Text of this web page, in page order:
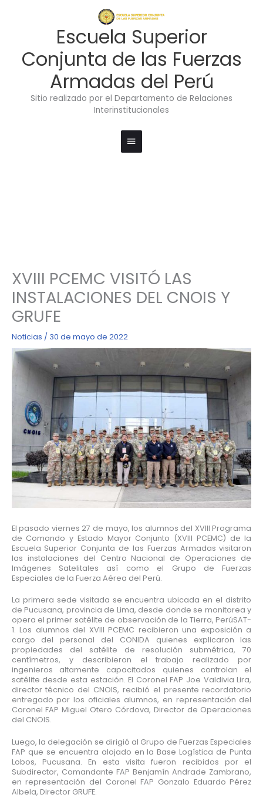
Escuela Superior
Conjunta de las Fuerzas
Armadas del Perú
Sitio realizado por el Departamento de Relaciones
Interinstitucionales
principal
XVIII PCEMC VISITÓ LAS
INSTALACIONES DEL CNOIS Y
GRUFE
Noticias / 30 de mayo de 2022
El pasado viernes 27 de mayo, los alumnos del XVIII Programa
de Comando y Estado Mayor Conjunto (XVIII PCEMC) de la
Escuela Superior Conjunta de las Fuerzas Armadas visitaron
las instalaciones del Centro Nacional de Operaciones de
Imágenes Satelitales así como el Grupo de Fuerzas
Especiales de la Fuerza Aérea del Perú.
La primera sede visitada se encuentra ubicada en el distrito
de Pucusana, provincia de Lima, desde donde se monitorea y
opera el primer satélite de observación de la Tierra, PerúSAT-
1. Los alumnos del XVIII PCEMC recibieron una exposición a
cargo del personal del CONIDA quienes explicaron las
propiedades del satélite de resolución submétrica, 70
centímetros, y describieron el trabajo realizado por
ingenieros altamente capacitados quienes controlan el
satélite desde esta estación. El Coronel FAP Joe Valdivia Lira,
director técnico del CNOIS, recibió el presente recordatorio
entregado por los oficiales alumnos, en representación del
Coronel FAP Miguel Otero Córdova, Director de Operaciones
del CNOIS.
Luego, la delegación se dirigió al Grupo de Fuerzas Especiales
FAP que se encuentra alojado en la Base Logística de Punta
Lobos, Pucusana. En esta visita fueron recibidos por el
Subdirector, Comandante FAP Benjamín Andrade Zambrano,
en representación del Coronel FAP Gonzalo Eduardo Pérez
Albela, Director GRUFE.